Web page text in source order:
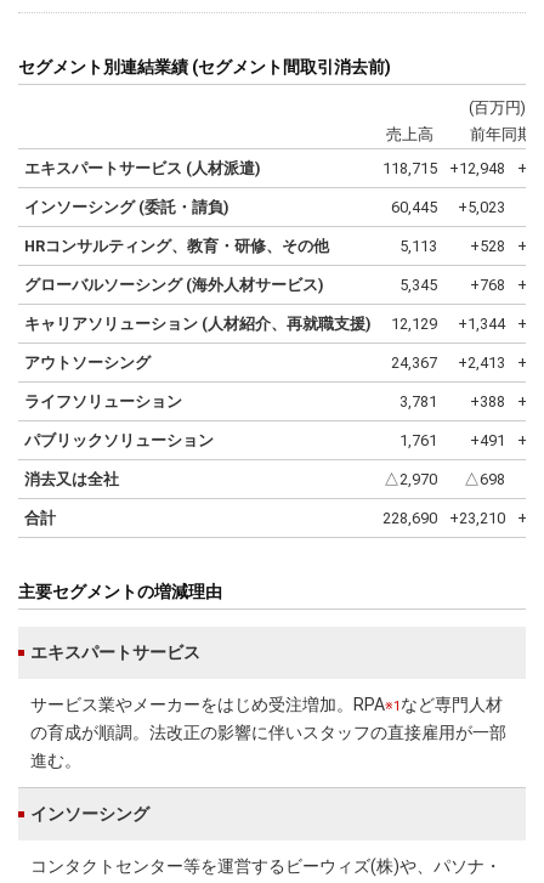
セグメント別連結業績 (セグメント間取引消去前)
(百万円)
売上高
前年同期
エキスパートサービス (人材派遣)
118,715 +12,948
インソーシング (委託・請負) 60,445 +5,023
HRコンサルティング、教育・研修、その他 5,113 +528
グローバルソーシング (海外人材サービス) 5,345 +768
キャリアソリューション (人材紹介、再就職支援) 12,129 +1,344
アウトソーシング 24,367 +2,413
ライフソリューション 3,781 +388
パブリックソリューション 1,761 +491
消去又は全社 △2,970 △698
合計 228,690 +23,210
主要セグメントの増減理由
エキスパートサービス
サービス業やメーカーをはじめ受注増加。RPA※1 など専門人材
の育成が順調。法改正の影響に伴いスタッフの直接雇用が一部
進む。
インソーシング
コンタクトセンター等を運営するビーウィズ(株)や、パソナ・